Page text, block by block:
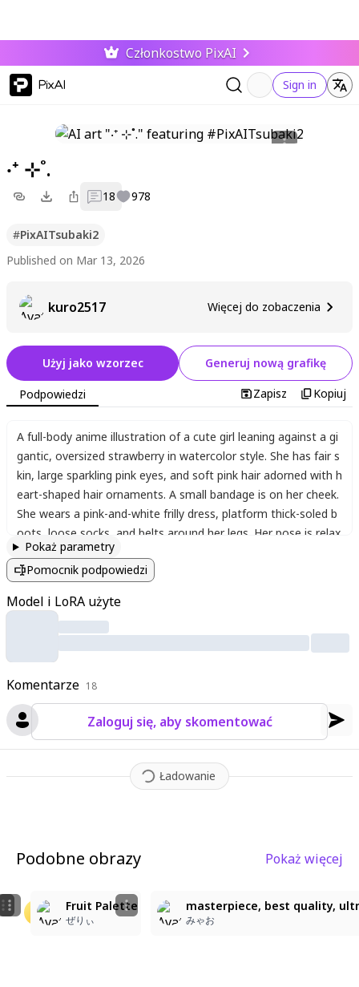
Członkostwo PixAI
PixAI Sign in
‧⁺ ⊹˚.
18 978
#PixAITsubaki2
Published on Mar 13, 2026
kuro2517 Więcej do zobaczenia
Komentarze 18
Zaloguj się, aby skomentować
Ładowanie
Użyj jako wzorzec Generuj nową grafikę
Podpowiedzi Zapisz Kopiuj
A full-body anime illustration of a cute girl leaning against a gi
gantic, oversized strawberry in watercolor style. She has fair s
kin, large sparkling pink eyes, and soft pink hair adorned with h
eart-shaped hair ornaments. A small bandage is on her cheek.
She wears a pink-and-white frilly dress, platform thick-soled b
oots loose socks and belts around her legs. Her pose is relax
ed and fluffy, with hands gently resting on the strawberry's te
xtured red surface speckled with tiny seeds
color brushstrokes,
heart motifs scattered around
y atmosphere, great quality, best quality.
Pokaż parametry
Pomocnik podpowiedzi
Model i LoRA użyte
Podobne obrazy Pokaż więcej
, , blue strawberry,harukav2 style,extremely
Emma
いちごの妖精
莉都
Fruit Palette
ぜりぃ
masterpiece, best quality,
みゃお